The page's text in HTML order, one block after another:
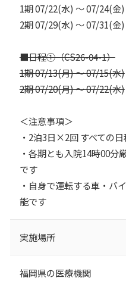
1期 07/22(水) ～ 07/24(金)
2期 07/29(水) ～ 07/31(金)
■日程①（CS26-04-1）
1期 07/13(月) ～ 07/15(水)
2期 07/20(月) ～ 07/22(水)
＜注意事項＞
・2泊3日×2回 すべての
・各期とも入院14時00分
です
・自身で運転する車・バ
能です
実施場所
福岡県の医療機関